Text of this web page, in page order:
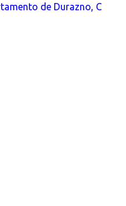
de Durazno, C